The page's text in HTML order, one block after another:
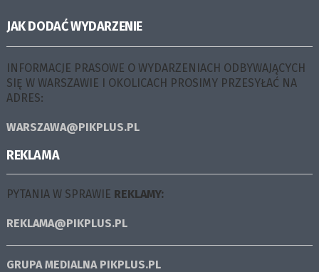
JAK DODAĆ WYDARZENIE
INFORMACJE PRASOWE O WYDARZENIACH ODBYWAJĄCYCH
SIĘ W WARSZAWIE I OKOLICACH PROSIMY PRZESYŁAĆ NA
ADRES:
WARSZAWA@PIKPLUS.PL
REKLAMA
PYTANIA W SPRAWIE REKLAMY:
REKLAMA@PIKPLUS.PL
GRUPA MEDIALNA PIKPLUS.PL